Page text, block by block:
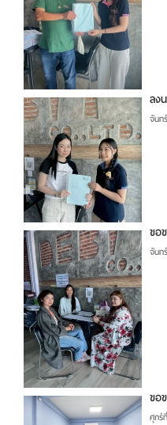
ลง
จันท
ขอ
จันท
ขอ
ศุกร์